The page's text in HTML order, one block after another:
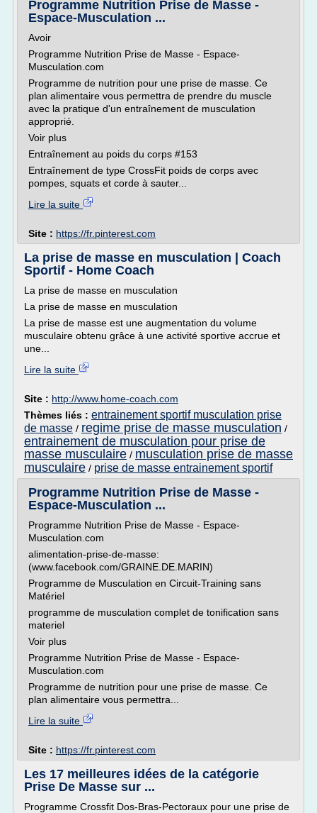
Programme Nutrition Prise de Masse -
Espace-Musculation ...
Avoir
Programme Nutrition Prise de Masse - Espace-
Musculation.com
Programme de nutrition pour une prise de masse. Ce
plan alimentaire vous permettra de prendre du muscle
avec la pratique d'un entraînement de musculation
approprié.
Voir plus
Entraînement au poids du corps #153
Entraînement de type CrossFit poids de corps avec
pompes, squats et corde à sauter...
Lire la suite
Site : https://fr.pinterest.com
La prise de masse en musculation | Coach
Sportif - Home Coach
La prise de masse en musculation
La prise de masse en musculation
La prise de masse est une augmentation du volume
musculaire obtenu grâce à une activité sportive accrue et
une...
Lire la suite
Site : http://www.home-coach.com
Thèmes liés : entrainement sportif musculation prise
de masse / regime prise de masse musculation /
entrainement de musculation pour prise de
masse musculaire / musculation prise de masse
musculaire / prise de masse entrainement sportif
Programme Nutrition Prise de Masse -
Espace-Musculation ...
Programme Nutrition Prise de Masse - Espace-
Musculation.com
alimentation-prise-de-masse:
(www.facebook.com/GRAINE.DE.MARIN)
Programme de Musculation en Circuit-Training sans
Matériel
programme de musculation complet de tonification sans
materiel
Voir plus
Programme Nutrition Prise de Masse - Espace-
Musculation.com
Programme de nutrition pour une prise de masse. Ce
plan alimentaire vous permettra...
Lire la suite
Site : https://fr.pinterest.com
Les 17 meilleures idées de la catégorie
Prise De Masse sur ...
Programme Crossfit Dos-Bras-Pectoraux pour une prise de